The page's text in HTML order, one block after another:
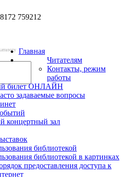
8172 759212
Главная
Читателям
Контакты, режим
работы
билет ОНЛАЙН
задаваемые вопросы
концертный зал
библиотекой
библиотекой в картинках
предоставления доступа к